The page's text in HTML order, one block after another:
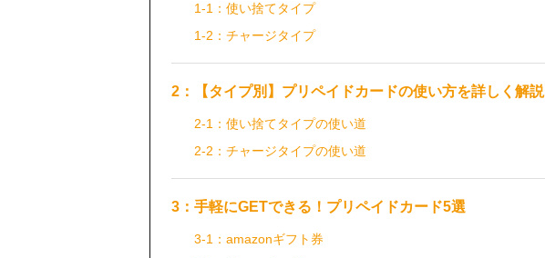
1-1：使い捨てタイプ
1-2：チャージタイプ
2：【タイプ別】プリペイドカードの使い方を詳しく解説
2-1：使い捨てタイプの使い道
2-2：チャージタイプの使い道
3：手軽にGETできる！プリペイドカード5選
3-1：amazonギフト券